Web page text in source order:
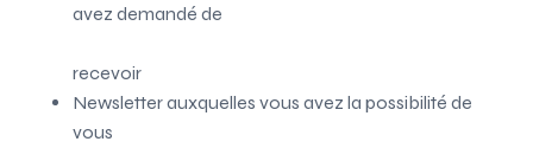
avez demandé de
recevoir
Newsletter auxquelles vous avez la possibilité de
vous